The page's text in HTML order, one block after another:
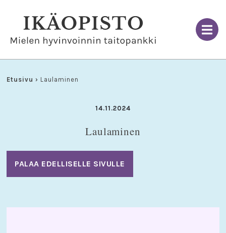
Etusivu › Laulaminen
14.11.2024
Laulaminen
PALAA EDELLISELLE SIVULLE